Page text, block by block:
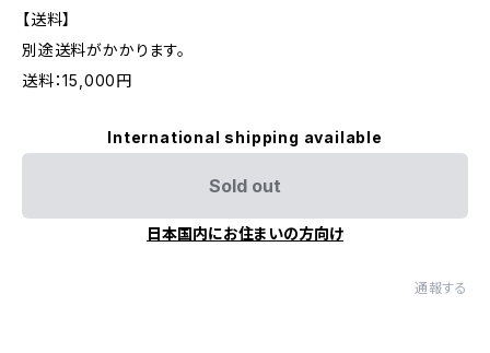
【送料】
別途送料がかかります。
送料：15,000円
International shipping available
Sold out
日本国内にお住まいの方向け
通報する